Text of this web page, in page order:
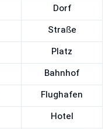
Dorf
Straße
Platz
Bahnhof
Flughafen
Hotel